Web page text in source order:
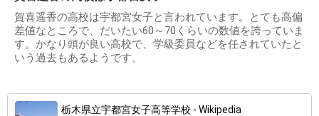
賀喜遥香の高校は宇都宮女子と言われています。とても高偏
差値なところで、だいたい60～70くらいの数値を誇っていま
す。かなり頭が良い高校で、学級委員などを任されていたと
いう過去もあるようです。
栃木県立宇都宮女子高等学校 - Wikipedia